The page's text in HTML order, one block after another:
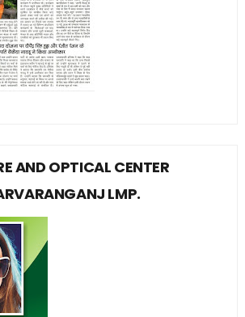
AND OPTICAL CENTER
LMP.